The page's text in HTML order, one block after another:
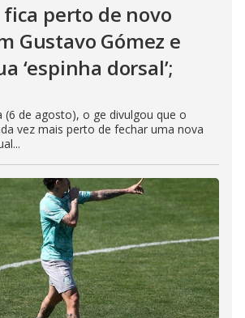
perto de novo
Gustavo Gómez e
‘espinha dorsal’;
(6 de agosto), o ge divulgou que o
vez mais perto de fechar uma nova